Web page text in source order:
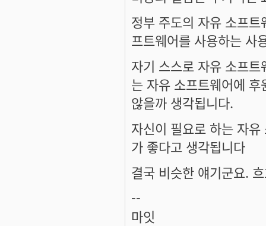
정부 주도의 자유 소프
프트웨어를 사용하는 사
자기 스스로 자유 소프
는 자유 소프트웨어에
않을까 생각됩니다.
자신이 필요로 하는 자
가 좋다고 생각됩니다
결국 비슷한 얘기군요.
--
마잇